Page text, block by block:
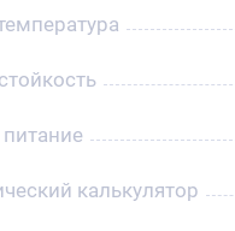
калькулятор